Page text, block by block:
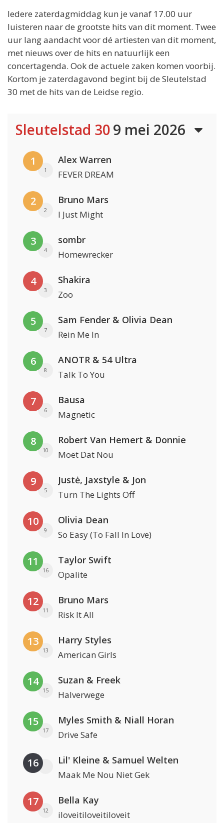
Iedere zaterdagmiddag kun je vanaf 17.00 uur
luisteren naar de grootste hits van dit moment. Twee
uur lang aandacht voor dé artiesten van dit moment,
met nieuws over de hits en natuurlijk een
concertagenda. Ook de actuele zaken komen voorbij.
Kortom je zaterdagavond begint bij de Sleutelstad
30 met de hits van de Leidse regio.
Sleutelstad 309 mei 2026
1
1
Alex Warren
FEVER DREAM
2
2
Bruno Mars
I Just Might
3
4
sombr
Homewrecker
4
3
Shakira
Zoo
5
7
Sam Fender & Olivia Dean
Rein Me In
6
8
ANOTR & 54 Ultra
Talk To You
7
6
Bausa
Magnetic
8
10
Robert Van Hemert & Donnie
Moët Dat Nou
9
5
Justė, Jaxstyle & Jon
Turn The Lights Off
10
9
Olivia Dean
So Easy (To Fall In Love)
11
16
Taylor Swift
Opalite
12
11
Bruno Mars
Risk It All
13
13
Harry Styles
American Girls
14
15
Suzan & Freek
Halverwege
15
17
Myles Smith & Niall Horan
Drive Safe
16 Lil' Kleine & Samuel Welten
Maak Me Nou Niet Gek
17
12
Bella Kay
iloveitiloveitiloveit